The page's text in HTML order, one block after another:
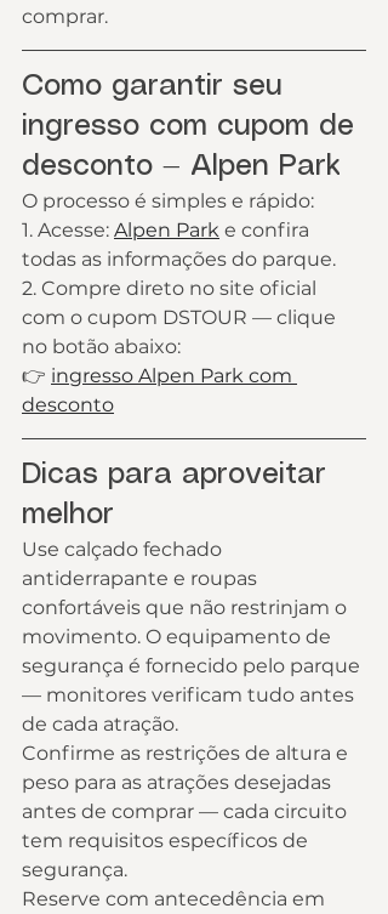
comprar.
Como garantir seu
ingresso com cupom de
desconto — Alpen Park
O processo é simples e rápido:
1. Acesse: Alpen Park e confira
todas as informações do parque.
2. Compre direto no site oficial
com o cupom DSTOUR — clique
no botão abaixo:
👉 ingresso Alpen Park com
desconto
Dicas para aproveitar
melhor
Use calçado fechado
antiderrapante e roupas
confortáveis que não restrinjam o
movimento. O equipamento de
segurança é fornecido pelo parque
— monitores verificam tudo antes
de cada atração.
Confirme as restrições de altura e
peso para as atrações desejadas
antes de comprar — cada circuito
tem requisitos específicos de
segurança.
Reserve com antecedência em